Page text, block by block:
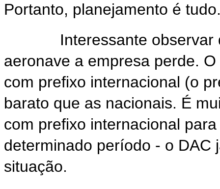
Portanto, planejamento é
Interessante observar
aeronave a empresa perde.
com prefixo internacional (o
barato que as nacionais. É
com prefixo internacional
determinado período - o DAC
situação.